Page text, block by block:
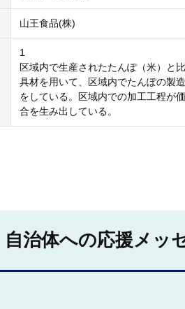
山王食品(株)
1
区域内で生産されたたんぽ（米）と
具材を用いて、区域内でたんぽの製
をしている。区域内での加工工程が
合を生み出している。
自治体への応援メッ